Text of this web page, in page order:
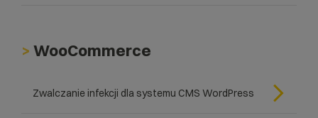
> WooCommerce
Zwalczanie infekcji dla systemu CMS WordPress